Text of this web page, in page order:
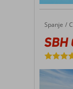
Home
Spanje
SBH Costa Calma Beach Resort
SBH